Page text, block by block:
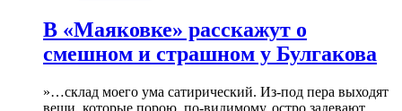
В «Маяковке» расскажут о
смешном и страшном у Булгакова
»…склад моего ума сатирический. Из-под пера выходят
вещи, которые порою, по-видимому, остро задевают